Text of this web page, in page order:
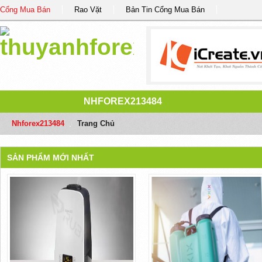
Cổng Mua Bán Rao Vặt Bản Tin Cổng Mua Bán
NHFOREX213484
Nhforex213484 Trang Chủ
SẢN PHẨM MỚI NHẤT